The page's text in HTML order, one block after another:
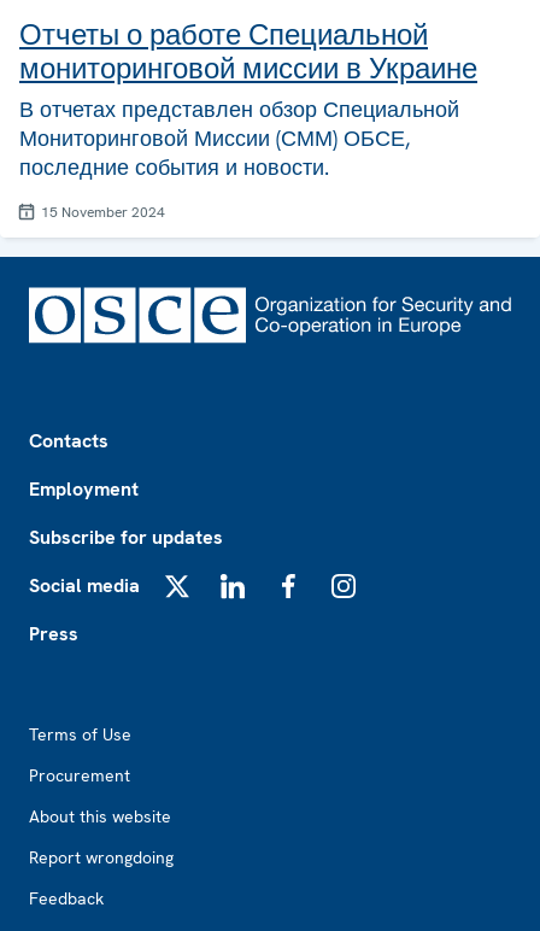
Отчеты о работе Специальной
мониторинговой миссии в Украине
В отчетах представлен обзор Специальной
Мониторинговой Миссии (СММ) ОБСЕ,
последние события и новости.
15 November 2024
Contacts
Employment
Subscribe for updates
Social media
Press
Terms of Use
Procurement
About this website
Report wrongdoing
Feedback